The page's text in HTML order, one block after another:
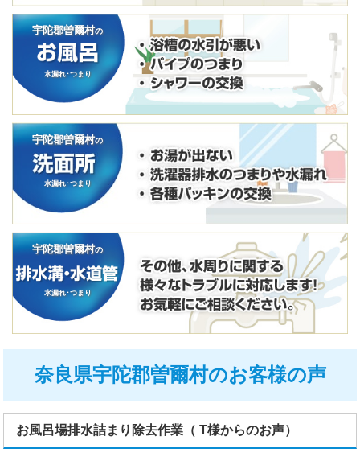
宇陀郡曽爾村の
水漏れ･つまり
宇陀郡曽爾村の
水漏れ･つまり
宇陀郡曽爾村の
水漏れ･つまり
奈良県宇陀郡曽爾村のお客様の声
お風呂場排水詰まり除去作業（ T様からのお声）